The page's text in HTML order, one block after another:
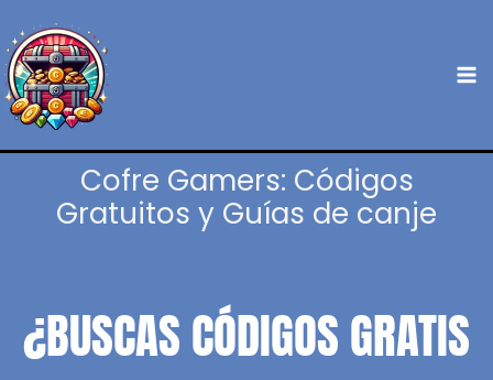
al
contenido
Cofre Gamers: Códigos
Gratuitos y Guías de canje
¿BUSCAS CÓDIGOS GRATIS